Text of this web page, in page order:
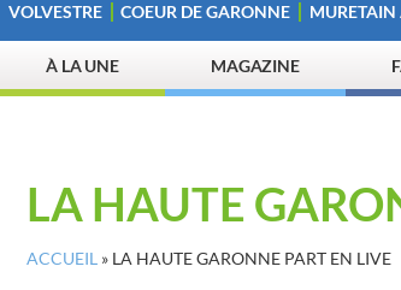
VOLVESTRE COEUR DE GARONNE MURETAIN
À LA UNE MAGAZINE
LA HAUTE
ACCUEIL » LA HAUTE GARONNE PART EN LIVE